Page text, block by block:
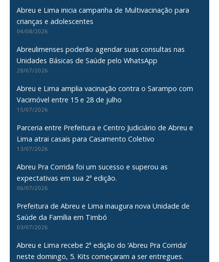
Abreu e Lima inicia campanha de Multivacinação para
crianças e adolescentes
04/08/2026
Abreulimenses poderão agendar suas consultas nas
Unidades Básicas de Saúde pelo WhatsApp
28/07/2026
Abreu e Lima amplia vacinação contra o Sarampo com
Vacimóvel entre 15 e 28 de julho
15/07/2026
Parceria entre Prefeitura e Centro Judiciário de Abreu e
Lima atrai casais para Casamento Coletivo
13/07/2026
Abreu Pra Corrida foi um sucesso e superou as
expectativas em sua 2ª edição.
06/07/2026
Prefeitura de Abreu e Lima inaugura nova Unidade de
Saúde da Família em Timbó
03/07/2026
Abreu e Lima recebe 2ª edição do ‘Abreu Pra Corrida’
neste domingo, 5. Kits começaram a ser entregues.